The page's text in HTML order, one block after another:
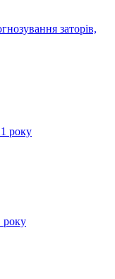
заторів,
року
року